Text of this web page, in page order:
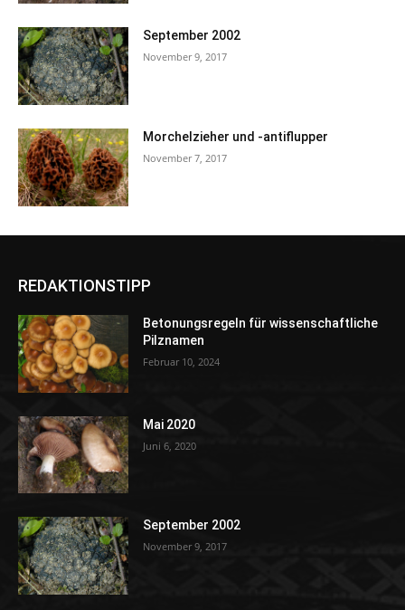
September 2002
November 9, 2017
Morchelzieher und -antiflupper
November 7, 2017
REDAKTIONSTIPP
Betonungsregeln für wissenschaftliche
Pilznamen
Februar 10, 2024
Mai 2020
Juni 6, 2020
September 2002
November 9, 2017